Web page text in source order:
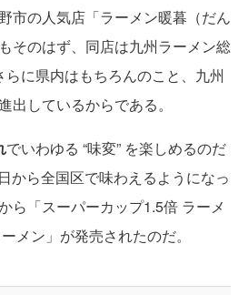
市の人気店「ラーメン暖暮（だん
そのはず、同店は九州ラーメン総
に県内はもちろんのこと、九州
出しているからである。
でいわゆる “味変” を楽しめるのだ
から全国区で味わえるようになっ
ら「スーパーカップ1.5倍 ラーメ
メン」が発売されたのだ。